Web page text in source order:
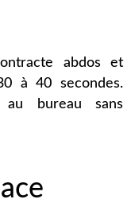
abdos et
à 40 secondes.
au bureau sans